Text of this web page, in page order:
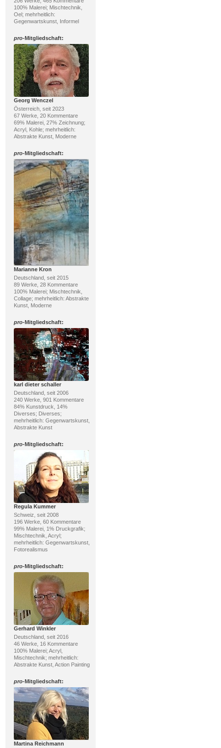
100% Malerei; Mischtechnik,
Oel; mehrheitlich:
Gegenwartskunst, Informel
pro-Mitgliedschaft:
Georg Wenczel
Österreich, seit 2023
67 Werke, 20 Kommentare
69% Malerei, 27% Zeichnung;
Acryl, Kohle; mehrheitlich:
Abstrakte Kunst, Moderne
pro-Mitgliedschaft:
Marianne Kron
Deutschland, seit 2015
89 Werke, 28 Kommentare
100% Malerei; Mischtechnik,
Collage; mehrheitlich: Abstrakte
Kunst, Moderne
pro-Mitgliedschaft:
karl dieter schaller
Deutschland, seit 2006
240 Werke, 901 Kommentare
84% Kunstdruck, 14%
Diverses; Diverses;
mehrheitlich: Gegenwartskunst,
Abstrakte Kunst
pro-Mitgliedschaft:
Regula Kummer
Schweiz, seit 2008
196 Werke, 60 Kommentare
99% Malerei, 1% Druckgrafik;
Mischtechnik, Acryl;
mehrheitlich: Gegenwartskunst,
Fotorealismus
pro-Mitgliedschaft:
Gerhard Winkler
Deutschland, seit 2016
46 Werke, 16 Kommentare
100% Malerei; Acryl,
Mischtechnik; mehrheitlich:
Abstrakte Kunst, Action Painting
pro-Mitgliedschaft:
Martina Reichmann